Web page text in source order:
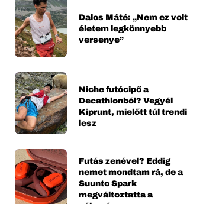
Dalos Máté: „Nem ez volt
életem legkönnyebb
versenye”
Niche futócipő a
Decathlonból? Vegyél
Kiprunt, mielőtt túl trendi
lesz
Futás zenével? Eddig
nemet mondtam rá, de a
Suunto Spark
megváltoztatta a